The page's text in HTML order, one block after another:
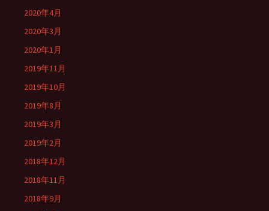
2020年4月
2020年3月
2020年1月
2019年11月
2019年10月
2019年8月
2019年3月
2019年2月
2018年12月
2018年11月
2018年9月